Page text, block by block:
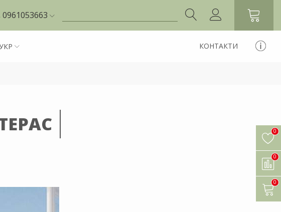
0961053663
КОНТАКТИ
0
0
0